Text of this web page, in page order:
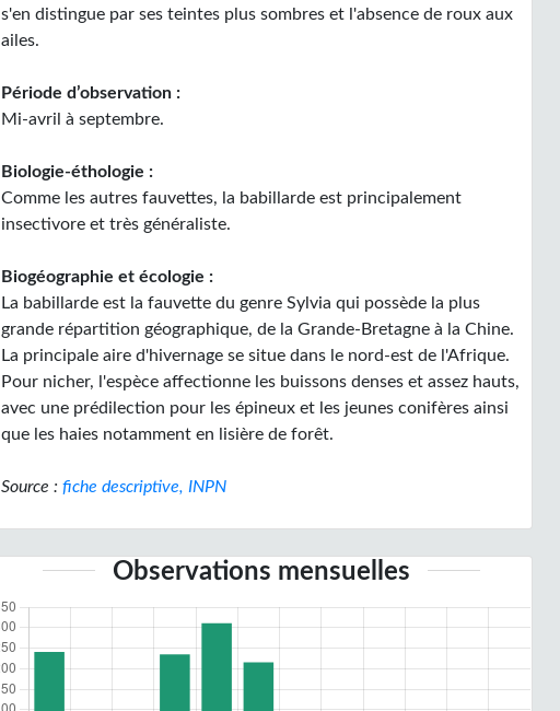
s'en distingue par ses teintes plus sombres et l'absence de roux aux
ailes.
Période d’observation :
Mi-avril à septembre.
Biologie-éthologie :
Comme les autres fauvettes, la babillarde est principalement
insectivore et très généraliste.
Biogéographie et écologie :
La babillarde est la fauvette du genre Sylvia qui possède la plus
grande répartition géographique, de la Grande-Bretagne à la Chine.
La principale aire d'hivernage se situe dans le nord-est de l'Afrique.
Pour nicher, l'espèce affectionne les buissons denses et assez hauts,
avec une prédilection pour les épineux et les jeunes conifères ainsi
que les haies notamment en lisière de forêt.
Source :fiche descriptive, INPN
Observations mensuelles